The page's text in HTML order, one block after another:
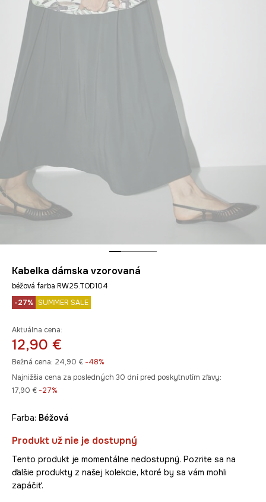
Kabelka dámska vzorovaná
béžová farba RW25.TOD104
-27% SUMMER SALE
Aktuálna cena:
12,90 €
Bežná cena: 24,90 € -48%
Najnižšia cena za posledných 30 dní pred poskytnutím zľavy:
17,90 € -27%
Farba: béžová
Produkt už nie je dostupný
Tento produkt je momentálne nedostupný. Pozrite sa na
ďalšie produkty z našej kolekcie, ktoré by sa vám mohli
zapáčiť.